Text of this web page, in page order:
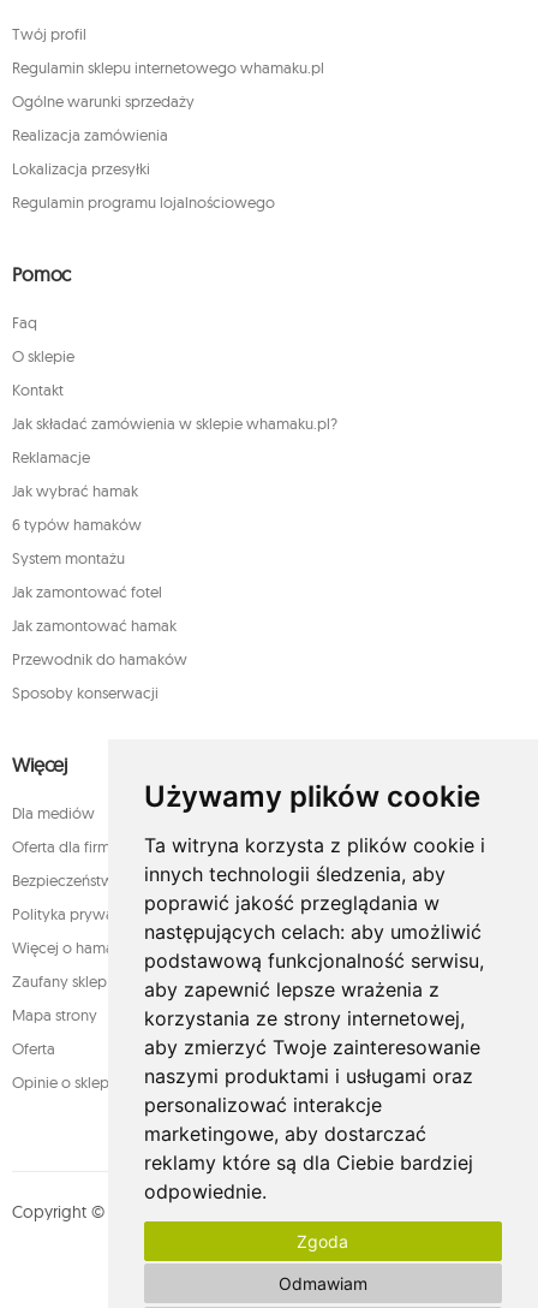
Używamy plików cookie
Ta witryna korzysta z plików cookie i
innych technologii śledzenia, aby
poprawić jakość przeglądania w
następujących celach: aby umożliwić
podstawową funkcjonalność serwisu,
aby zapewnić lepsze wrażenia z
korzystania ze strony internetowej,
aby zmierzyć Twoje zainteresowanie
naszymi produktami i usługami oraz
personalizować interakcje
marketingowe, aby dostarczać
reklamy które są dla Ciebie bardziej
odpowiednie.
Zgoda
Odmawiam
Twój profil
Regulamin sklepu internetowego whamaku.pl
Ogólne warunki sprzedaży
Realizacja zamówienia
Lokalizacja przesyłki
Regulamin programu lojalnościowego
Pomoc
Faq
O sklepie
Kontakt
Jak składać zamówienia w sklepie whamaku.pl?
Reklamacje
Jak wybrać hamak
6 typów hamaków
System montażu
Jak zamontować fotel
Jak zamontować hamak
Przewodnik do hamaków
Sposoby konserwacji
Więcej
Dla mediów
Oferta dla firm
Bezpieczeństwo płatności
Polityka prywatności
Więcej o hamakach
Zaufany sklep
Mapa strony
Oferta
Opinie o sklepie
Copyright © whamaku.pl. Wszystkie prawa zastrzeżone. Designed by
MOUTON interactive